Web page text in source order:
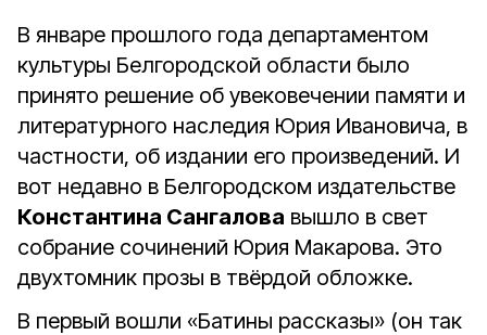
В январе прошлого года департаментом
культуры Белгородской области было
принято решение об увековечении памяти и
литературного наследия Юрия Ивановича, в
частности, об издании его произведений. И
вот недавно в Белгородском издательстве
Константина Сангалова вышло в свет
собрание сочинений Юрия Макарова. Это
двухтомник прозы в твёрдой обложке.
В первый вошли «Батины рассказы» (он так